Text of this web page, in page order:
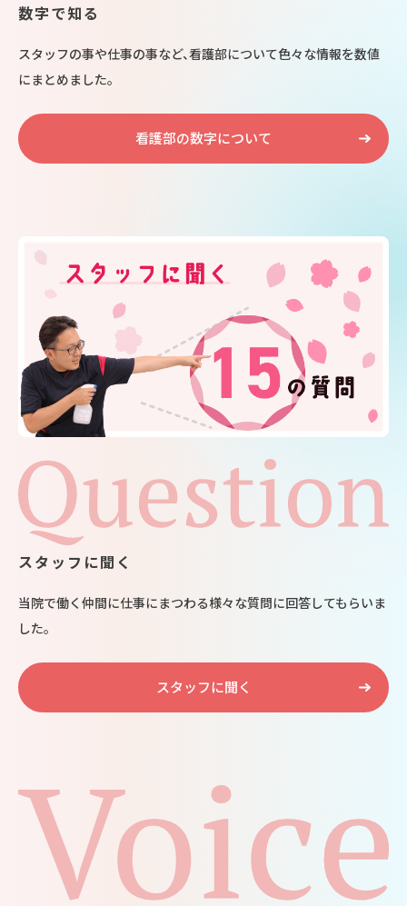
数字で知る
スタッフの事や仕事の事など、看護部について色々な情報を数値
にまとめました。
看護部の数字について
スタッフに聞く
当院で働く仲間に仕事にまつわる様々な質問に回答してもらいま
した。
スタッフに聞く